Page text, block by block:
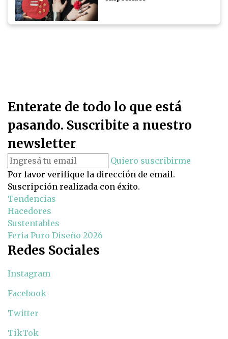
Enterate de todo lo que está
pasando. Suscribite a nuestro
newsletter
Quiero suscribirme
Por favor verifique la dirección de email.
Suscripción realizada con éxito.
Tendencias
Hacedores
Sustentables
Feria Puro Diseño 2026
Redes Sociales
Instagram
Facebook
Twitter
TikTok